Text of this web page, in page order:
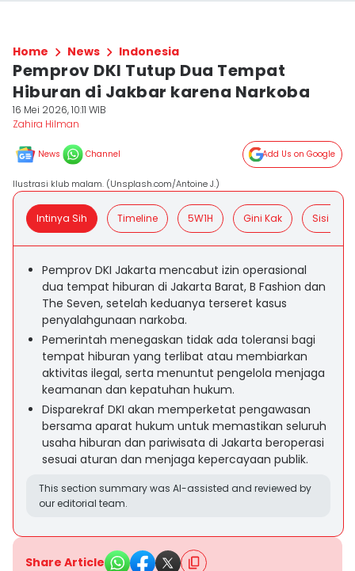
Home News Indonesia
Pemprov DKI Tutup Dua Tempat
Hiburan di Jakbar karena Narkoba
16 Mei 2026, 10:11 WIB
Zahira Hilman
News Channel Add Us on Google
Ilustrasi klub malam. (Unsplash.com/Antoine J.)
Intinya Sih Timeline 5W1H Gini Kak Sisi
Pemprov DKI Jakarta mencabut izin operasional
dua tempat hiburan di Jakarta Barat, B Fashion dan
The Seven, setelah keduanya terseret kasus
penyalahgunaan narkoba.
Pemerintah menegaskan tidak ada toleransi bagi
tempat hiburan yang terlibat atau membiarkan
aktivitas ilegal, serta menuntut pengelola menjaga
keamanan dan kepatuhan hukum.
Disparekraf DKI akan memperketat pengawasan
bersama aparat hukum untuk memastikan seluruh
usaha hiburan dan pariwisata di Jakarta beroperasi
sesuai aturan dan menjaga kepercayaan publik.
This section summary was AI-assisted and reviewed by
our editorial team.
Share Article